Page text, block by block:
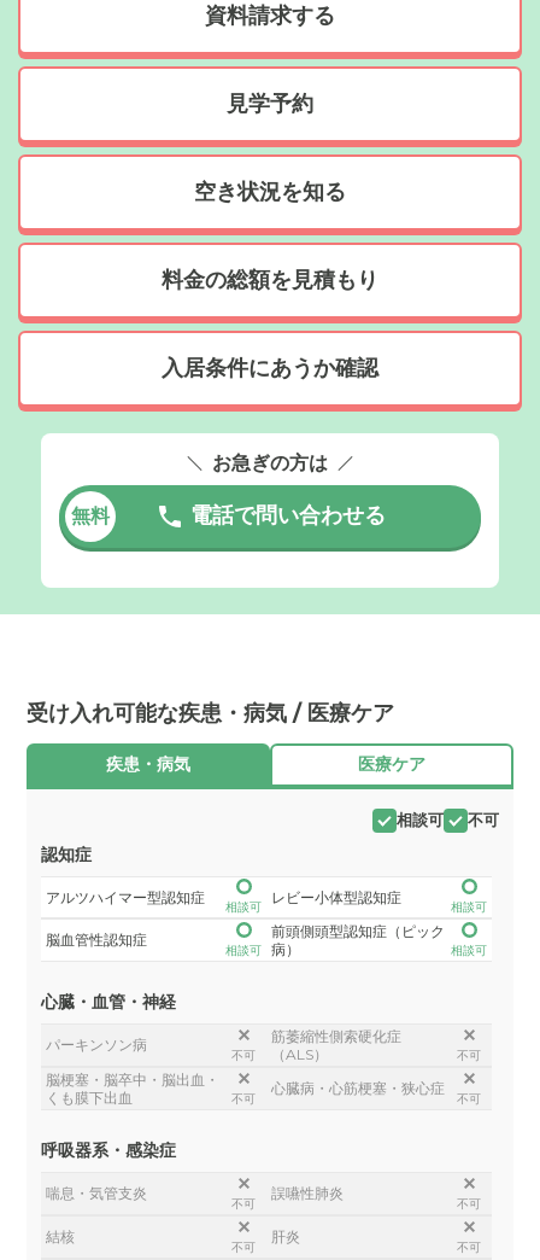
資料請求する
見学予約
空き状況を知る
料金の総額を見積もり
入居条件にあうか確認
お急ぎの方は
無料 電話で問い合わせる
受け入れ可能な疾患・病気 / 医療ケア
疾患・病気 医療ケア
相談可 不可
認知症
アルツハイマー型認知症
相談可
レビー小体型認知症
相談可
脳血管性認知症
相談可
前頭側頭型認知症（ピック
病）
相談可
心臓・血管・神経
パーキンソン病
不可
筋萎縮性側索硬化症
（ALS）
不可
脳梗塞・脳卒中・脳出血・
くも膜下出血
不可
心臓病・心筋梗塞・狭心症
不可
呼吸器系・感染症
喘息・気管支炎
不可
誤嚥性肺炎
不可
結核
不可
肝炎
不可